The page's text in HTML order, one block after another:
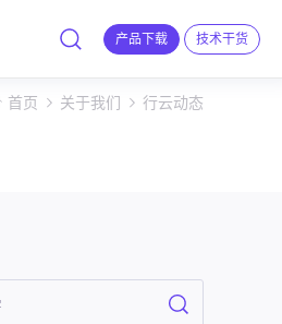
产品下载 技术干货
首页 关于我们 行云动态